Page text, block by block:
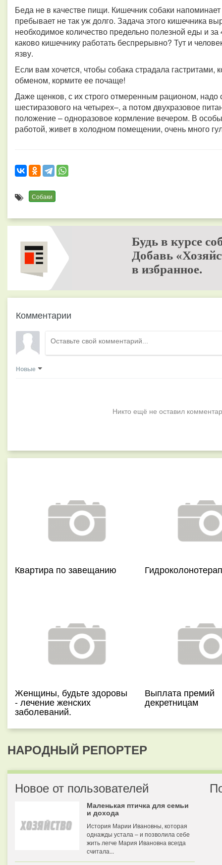
Беда не в качестве пищи. Кишечник собаки
пребывает не так уж долго. Задача этого кишечника
необходимое количество предельно полезной еды и
каково кишечнику работать беспрерывно? Тут и
язву.
Если вам хочется, чтобы собака страдала
обменом, кормите ее почаще!
Даже щенков, с их строго отмеренным рационом, надо
шестиразового на четырех–, а потом двухразовое
положение – одноразовое кормление вечером. В
работой, живет в холодном помещении, очень много
Собаки
Будь в курсе
Добавь
в избранное.
Комментарии
Новые
Никто ещё не оставил
Квартира по завещанию
Женщины, будьте здоровы
- лечение женских
заболеваний.
Выплата премий
декретницам
НАРОДНЫЙ РЕПОРТЕР
Новое от пользователей
Маленькая птичка для семьи
и дохода
История Марии Ивановны, которая
однажды устала – и позволила себе
жить легче Мария Ивановна всегда
считала...